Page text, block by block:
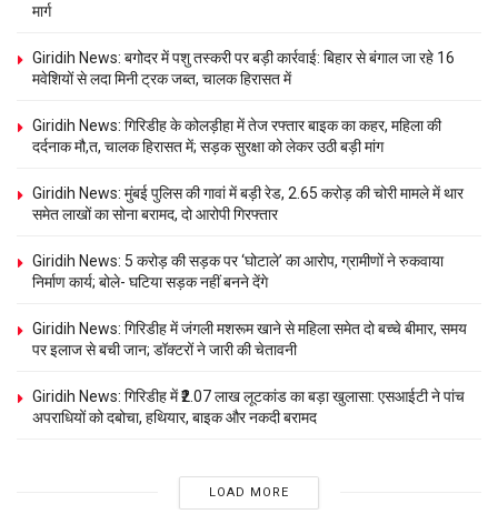
मार्ग
Giridih News: बगोदर में पशु तस्करी पर बड़ी कार्रवाई: बिहार से बंगाल जा रहे 16
मवेशियों से लदा मिनी ट्रक जब्त, चालक हिरासत में
Giridih News: गिरिडीह के कोलड़ीहा में तेज रफ्तार बाइक का कहर, महिला की
दर्दनाक मौ,त, चालक हिरासत में; सड़क सुरक्षा को लेकर उठी बड़ी मांग
Giridih News: मुंबई पुलिस की गावां में बड़ी रेड, 2.65 करोड़ की चोरी मामले में थार
समेत लाखों का सोना बरामद, दो आरोपी गिरफ्तार
Giridih News: 5 करोड़ की सड़क पर ‘घोटाले’ का आरोप, ग्रामीणों ने रुकवाया
निर्माण कार्य; बोले- घटिया सड़क नहीं बनने देंगे
Giridih News: गिरिडीह में जंगली मशरूम खाने से महिला समेत दो बच्चे बीमार, समय
पर इलाज से बची जान; डॉक्टरों ने जारी की चेतावनी
Giridih News: गिरिडीह में ₹2.07 लाख लूटकांड का बड़ा खुलासा: एसआईटी ने पांच
अपराधियों को दबोचा, हथियार, बाइक और नकदी बरामद
LOAD MORE